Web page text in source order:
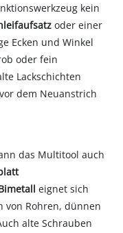
kein
oder einer
Ecken und Winkel
oder fein
Lackschichten
dem Neuanstrich
das Multitool auch
eignet sich
von Rohren, dünnen
alte Schrauben